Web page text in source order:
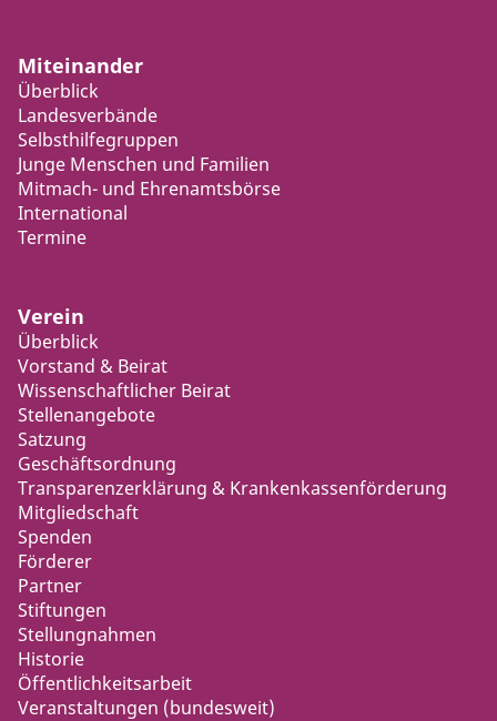
Miteinander
Überblick
Landesverbände
Selbsthilfegruppen
Junge Menschen und Familien
Mitmach- und Ehrenamtsbörse
International
Termine
Verein
Überblick
Vorstand & Beirat
Wissenschaftlicher Beirat
Stellenangebote
Satzung
Geschäftsordnung
Transparenzerklärung & Krankenkassenförderung
Mitgliedschaft
Spenden
Förderer
Partner
Stiftungen
Stellungnahmen
Historie
Öffentlichkeitsarbeit
Veranstaltungen (bundesweit)